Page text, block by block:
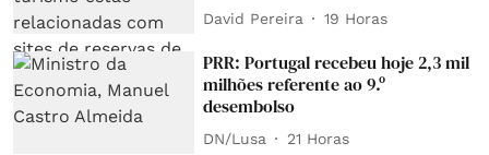
David Pereira 19 Horas
PRR: Portugal recebeu hoje 2,3 mil
milhões referente ao 9.º
desembolso
DN/Lusa 21 Horas